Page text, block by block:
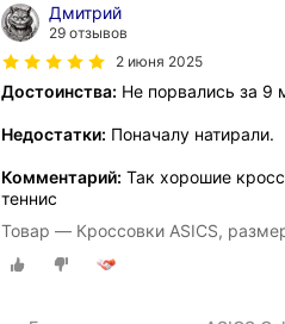
Дмитрий
29 отзывов
2 июня 2025
Достоинства: Не порвались за 9
Недостатки: Поначалу натирали.
Комментарий: Так хорошие
теннис
Товар — Кроссовки ASICS,